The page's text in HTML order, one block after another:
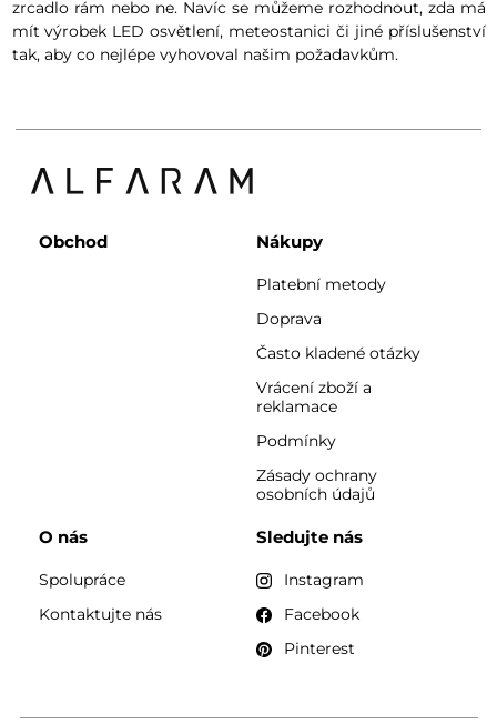
zrcadlo rám nebo ne. Navíc se můžeme rozhodnout, zda má
mít výrobek LED osvětlení, meteostanici či jiné příslušenství
tak, aby co nejlépe vyhovoval našim požadavkům.
Obchod Nákupy
Platební metody
Doprava
Často kladené otázky
Vrácení zboží a
reklamace
Podmínky
Zásady ochrany
osobních údajů
O nás
Spolupráce
Kontaktujte nás
Sledujte nás
Instagram
Facebook
Pinterest